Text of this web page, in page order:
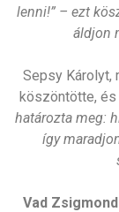
lenni!” – ezt
áldjon
Sepsy Károlyt,
köszöntötte, és
határozta meg:
így
Vad